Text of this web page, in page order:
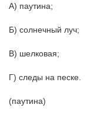
А) паутина;
Б) солнечный луч;
В) шелковая;
Г) следы на песке.
(паутина)